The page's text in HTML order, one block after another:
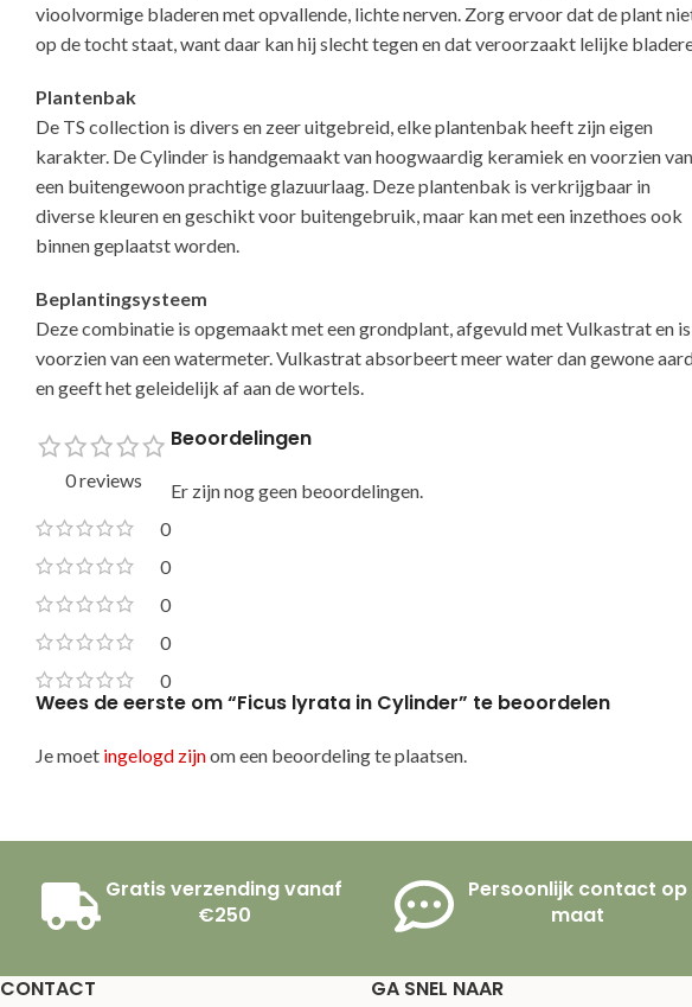
vioolvormige bladeren met opvallende, lichte nerven. Zorg ervoor dat de plant
op de tocht staat, want daar kan hij slecht tegen en dat veroorzaakt lelijke
Plantenbak
De TS collection is divers en zeer uitgebreid, elke plantenbak heeft zijn eigen
karakter. De Cylinder is handgemaakt van hoogwaardig keramiek en voorzien van
een buitengewoon prachtige glazuurlaag. Deze plantenbak is verkrijgbaar in
diverse kleuren en geschikt voor buitengebruik, maar kan met een inzethoes ook
binnen geplaatst worden.
Beplantingsysteem
Deze combinatie is opgemaakt met een grondplant, afgevuld met Vulkastrat en is
voorzien van een watermeter. Vulkastrat absorbeert meer water dan gewone
en geeft het geleidelijk af aan de wortels.
0 reviews
0
0
0
0
0
Beoordelingen
Er zijn nog geen beoordelingen.
Wees de eerste om “Ficus lyrata in Cylinder” te beoordelen
Je moet ingelogd zijnom een beoordeling te plaatsen.
Gratis verzending vanaf
€250
Persoonlijk contact op
maat
CONTACT GA SNEL NAAR